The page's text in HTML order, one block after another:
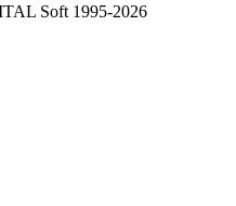
Soft 1995-2026